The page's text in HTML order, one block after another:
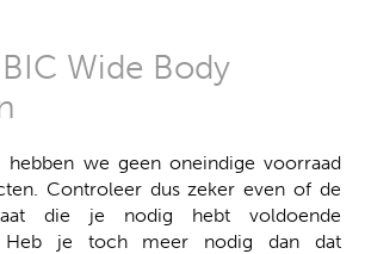
Wide Body
hebben we geen oneindige voorraad
Controleer dus zeker even of de
die je nodig hebt voldoende
Heb je toch meer nodig dan dat